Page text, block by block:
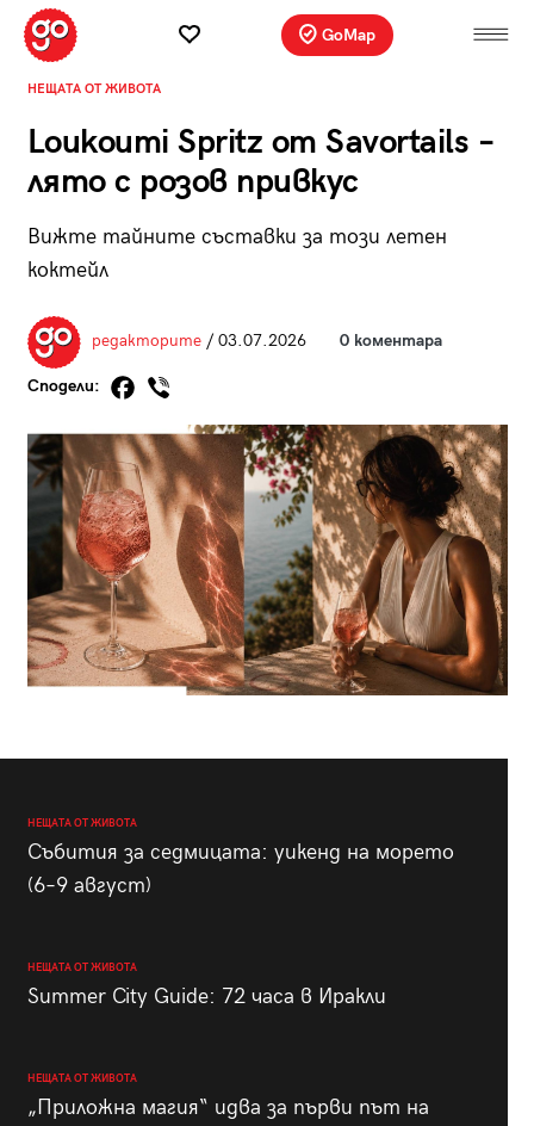
GoMap
НЕЩАТА ОТ ЖИВОТА
Loukoumi Spritz от Savortails –
лято с розов привкус
Вижте тайните съставки за този летен
коктейл
редакторите/ 03.07.2026 0 коментара
Сподели:
НЕЩАТА ОТ ЖИВОТА
Събития за седмицата: уикенд на морето
(6–9 август)
НЕЩАТА ОТ ЖИВОТА
Summer City Guide: 72 часа в Иракли
НЕЩАТА ОТ ЖИВОТА
„Приложна магия“ идва за първи път на